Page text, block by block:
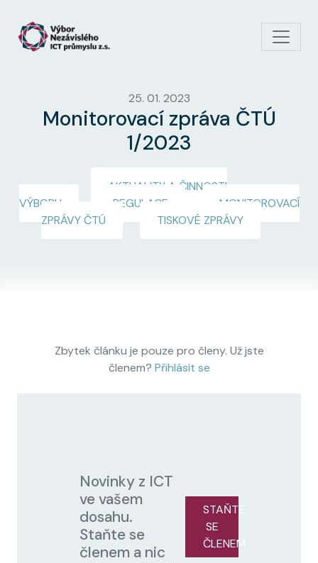
25. 01. 2023
Monitorovací zpráva ČTÚ
1/2023
AKTUALITY A ČINNOSTI
VÝBORU
REGULACE
MONITOROVACÍ
ZPRÁVY ČTÚ
TISKOVÉ ZPRÁVY
Zbytek článku je pouze pro členy. Už jste
členem? Přihlásit se
Novinky z ICT
ve vašem
dosahu.
Staňte se
členem a nic
STAŇTE
SE
ČLENEM